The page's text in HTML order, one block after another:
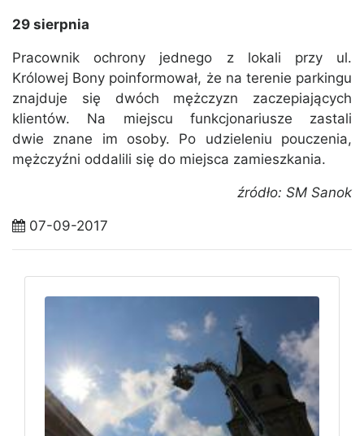
29 sierpnia
Pracownik ochrony jednego z lokali przy ul.
Królowej Bony poinformował, że na terenie parkingu
znajduje się dwóch mężczyzn zaczepiających
klientów. Na miejscu funkcjonariusze zastali
dwie znane im osoby. Po udzieleniu pouczenia,
mężczyźni oddalili się do miejsca zamieszkania.
źródło: SM Sanok
07-09-2017